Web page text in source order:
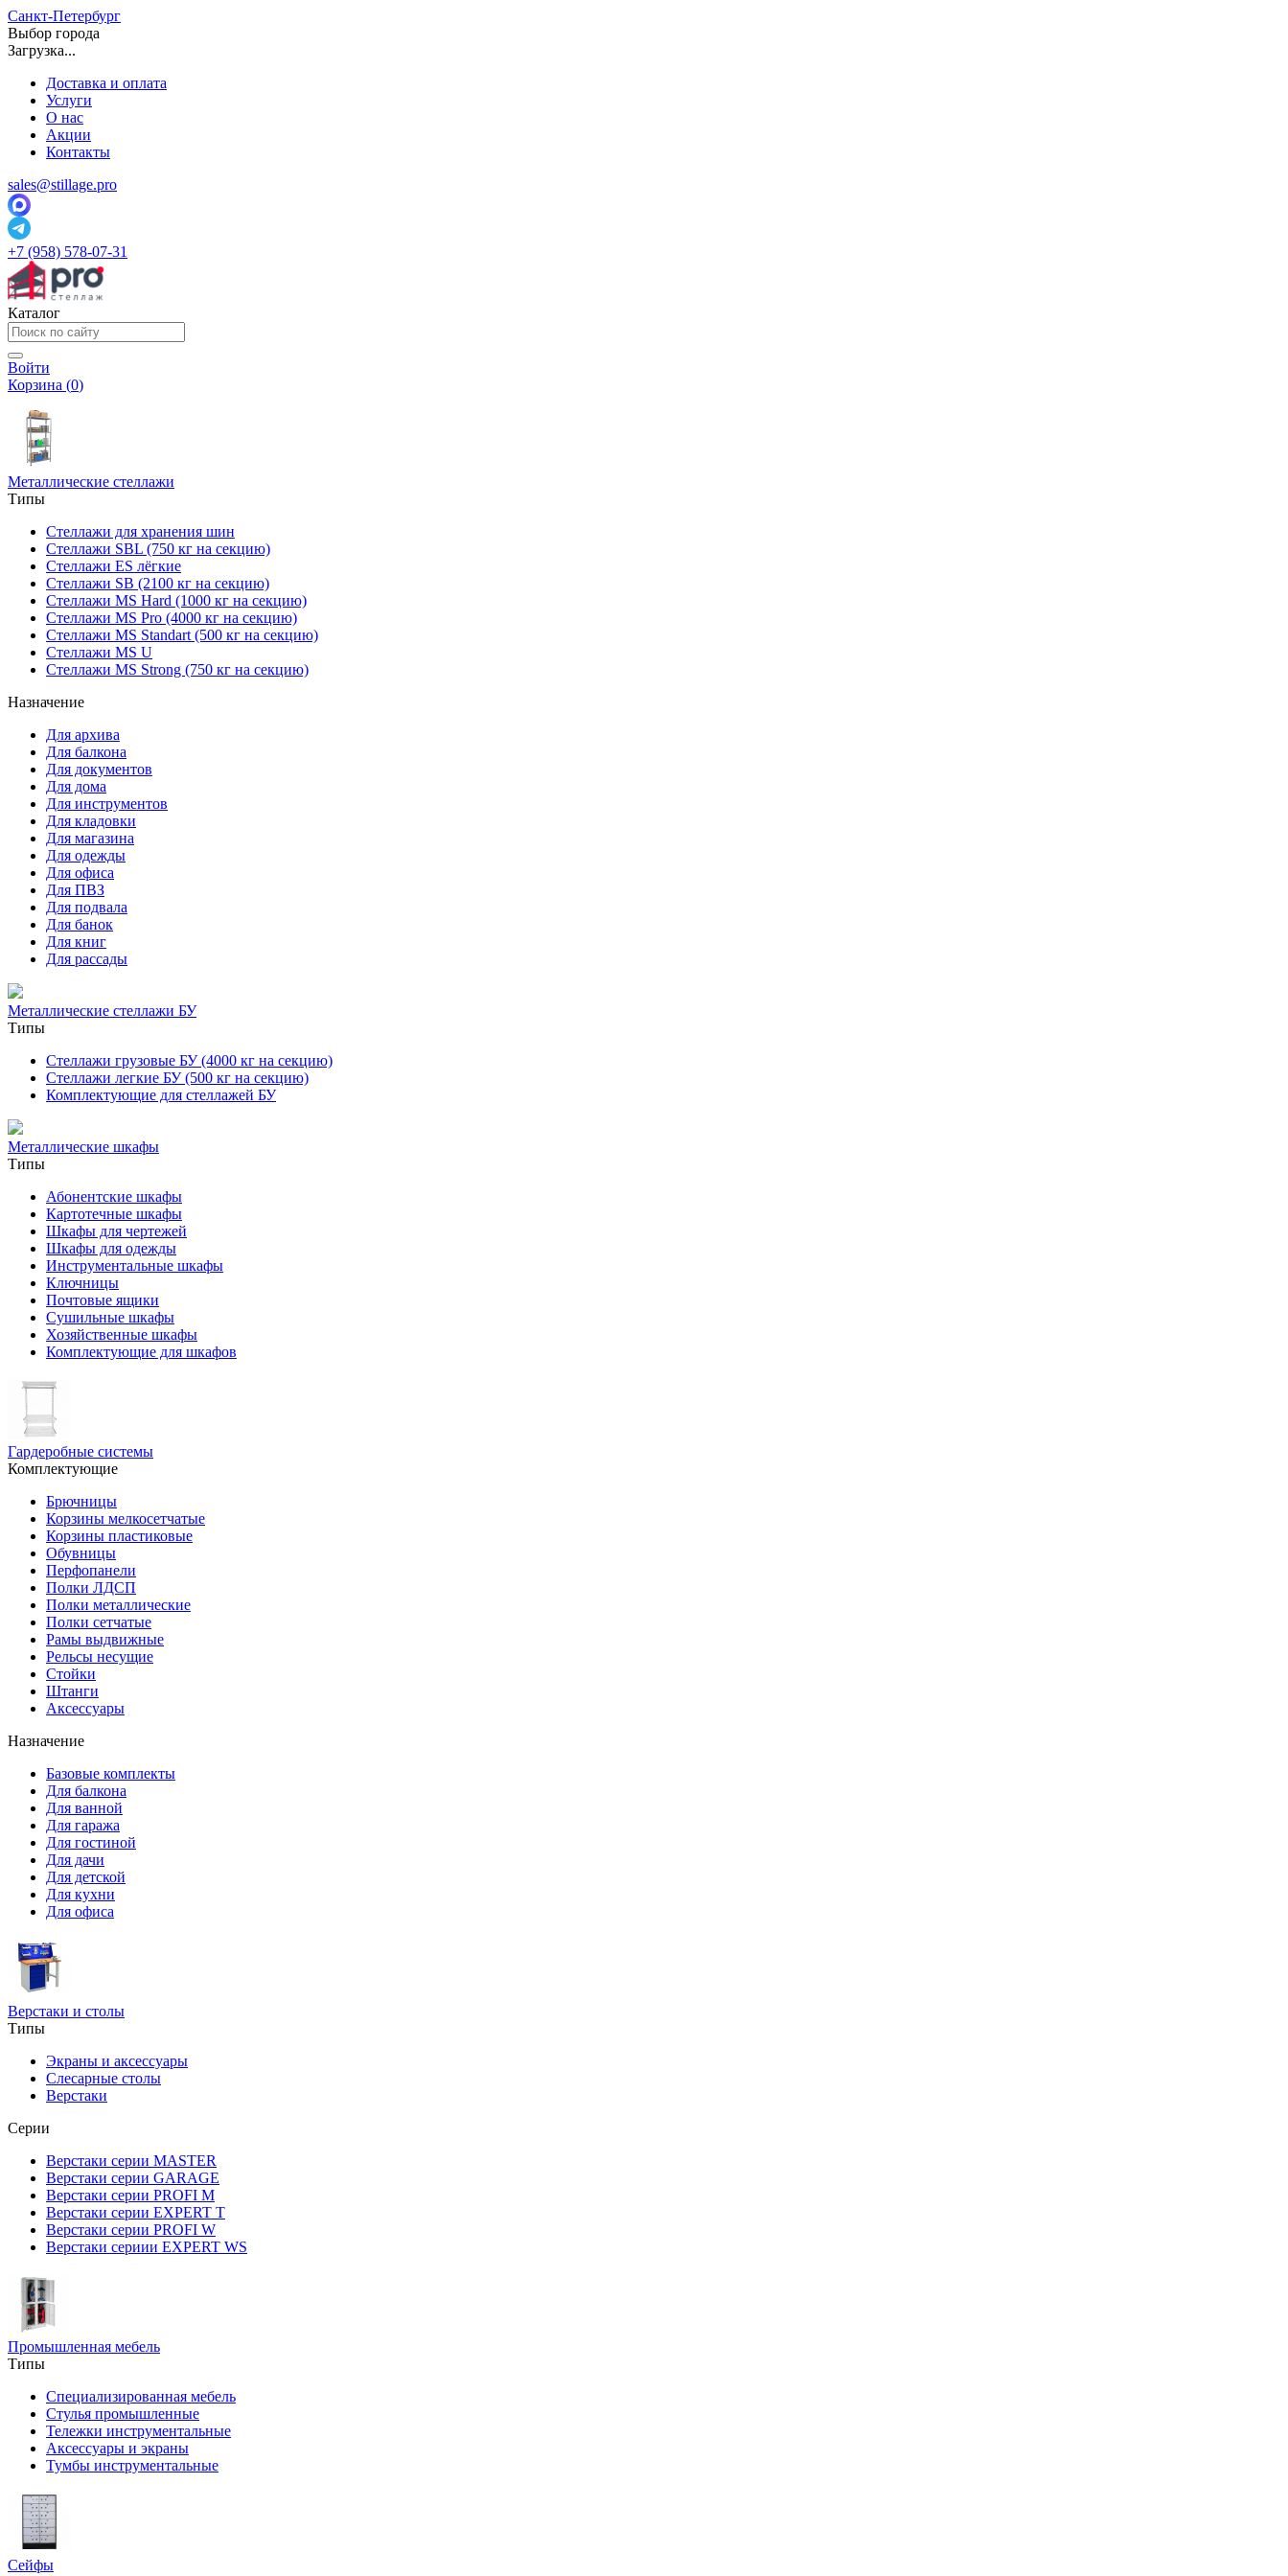
Санкт-Петербург
Выбор города
Загрузка...
Доставка и оплата
Услуги
О нас
Акции
Контакты
sales@stillage.pro
+7 (958) 578-07-31
Каталог
Войти
Корзина (0)
Металлические стеллажи
Типы
Стеллажи для хранения шин
Стеллажи SBL (750 кг на секцию)
Стеллажи ES лёгкие
Стеллажи SB (2100 кг на секцию)
Стеллажи MS Hard (1000 кг на секцию)
Стеллажи MS Pro (4000 кг на секцию)
Стеллажи MS Standart (500 кг на секцию)
Стеллажи MS U
Стеллажи MS Strong (750 кг на секцию)
Назначение
Для архива
Для балкона
Для документов
Для дома
Для инструментов
Для кладовки
Для магазина
Для одежды
Для офиса
Для ПВЗ
Для подвала
Для банок
Для книг
Для рассады
Металлические стеллажи БУ
Типы
Стеллажи грузовые БУ (4000 кг на секцию)
Стеллажи легкие БУ (500 кг на секцию)
Комплектующие для стеллажей БУ
Металлические шкафы
Типы
Абонентские шкафы
Картотечные шкафы
Шкафы для чертежей
Шкафы для одежды
Инструментальные шкафы
Ключницы
Почтовые ящики
Сушильные шкафы
Хозяйственные шкафы
Комплектующие для шкафов
Гардеробные системы
Комплектующие
Брючницы
Корзины мелкосетчатые
Корзины пластиковые
Обувницы
Перфопанели
Полки ЛДСП
Полки металлические
Полки сетчатые
Рамы выдвижные
Рельсы несущие
Стойки
Штанги
Аксессуары
Назначение
Базовые комплекты
Для балкона
Для ванной
Для гаража
Для гостиной
Для дачи
Для детской
Для кухни
Для офиса
Верстаки и столы
Типы
Экраны и аксессуары
Слесарные столы
Верстаки
Серии
Верстаки серии MASTER
Верстаки серии GARAGE
Верстаки серии PROFI M
Верстаки серии EXPERT T
Верстаки серии PROFI W
Верстаки сериии EXPERT WS
Промышленная мебель
Типы
Специализированная мебель
Стулья промышленные
Тележки инструментальные
Аксессуары и экраны
Тумбы инструментальные
Сейфы